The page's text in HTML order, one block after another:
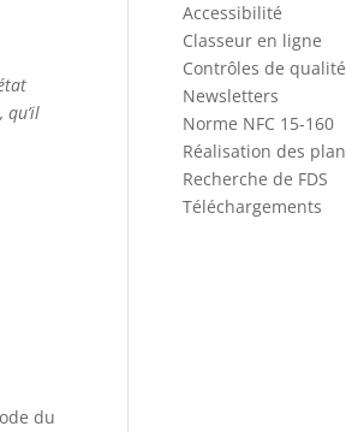
du
Accessibilité
Classeur en ligne
Contrôles de qualité
Newsletters
Norme NFC 15-160
Réalisation des
Recherche de FDS
Téléchargements